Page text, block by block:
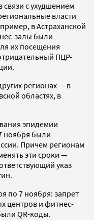
связи с ухудшением
власти
в Астраханской
залы были
их посещения
ПЦР-
регионах — в
областях, в
эпидемии
ноября были
Причем регионам
эти сроки —
указ
по 7 ноября: запрет
центров и фитнес-
QR-коды.